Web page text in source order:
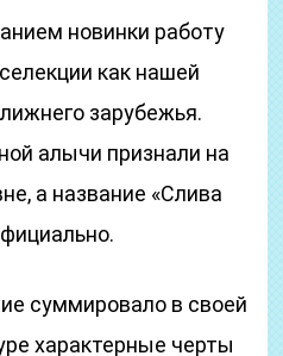
новинки работу
как нашей
зарубежья.
алычи признали на
а название «Слива
суммировало в своей
характерные черты